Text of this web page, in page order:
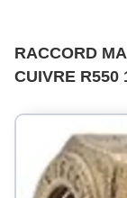
RACCORD
CUIVRE R550